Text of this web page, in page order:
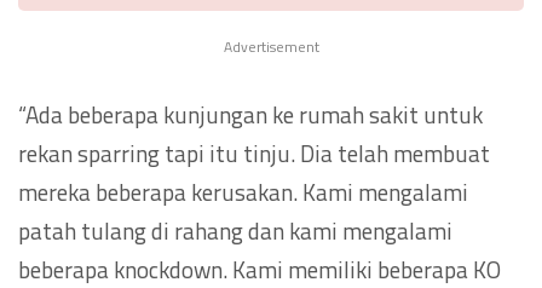
Advertisement
“Ada beberapa kunjungan ke rumah sakit untuk
rekan sparring tapi itu tinju. Dia telah membuat
mereka beberapa kerusakan. Kami mengalami
patah tulang di rahang dan kami mengalami
beberapa knockdown. Kami memiliki beberapa KO